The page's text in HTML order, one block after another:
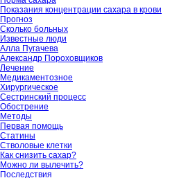
Показания концентрации сахара в крови
Прогноз
Сколько больных
Известные люди
Алла Пугачева
Александр Пороховщиков
Лечение
Медикаментозное
Хирургическое
Сестринский процесс
Обострение
Методы
Первая помощь
Статины
Стволовые клетки
Как снизить сахар?
Можно ли вылечить?
Последствия